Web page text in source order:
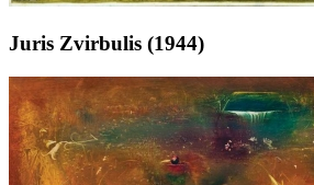
Juris Zvirbulis (1944)